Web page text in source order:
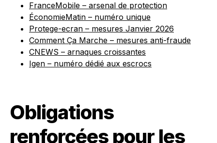
FranceMobile – arsenal de protection
ÉconomieMatin – numéro unique
Protege-ecran – mesures Janvier 2026
Comment Ça Marche – mesures anti-fraude
CNEWS – arnaques croissantes
Igen – numéro dédié aux escrocs
Obligations
renforcées pour les